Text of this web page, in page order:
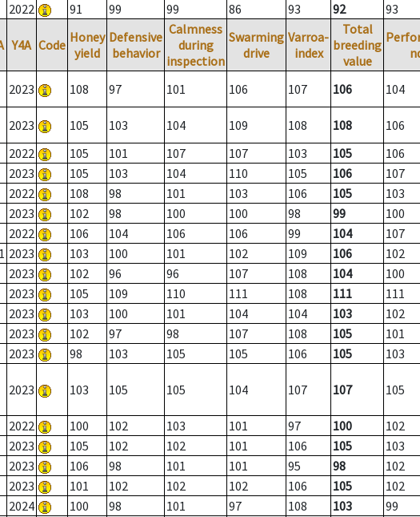
2022 91 99 99 86 93 92 93
Y4A Code Honey
yield
Defensive
behavior
Calmness
during
inspection
Swarming
drive
Varroa-
index
Total
breeding
value
2023 108 97 101 106 107 106 104
2023 105 103 104 109 108 108
106
2022 105 101 107 107 103 105
106
2023 105 103 104 110 105 106
107
2022 108 98 101 103 106 105
103
2023 102 98 100 100 98 99
100
2022 106 104 106 106 99 104
107
2023 103 100 101 102 109 106
102
2023 102 96 96 107 108 104
100
2023 105 109 110 111 108 111
111
2023 103 100 101 104 104 103
102
2023 102 97 98 107 108 105
101
2023 98 103 105 105 106 105 103
2023 103 105 105 104 107 107 105
2022 100 102 103 101 97 100
102
2023 105 102 102 101 106 105
103
2023 106 98 101 101 95 98
102
2023 101 102 102 102 106 105
102
2024 100 98 101 97 108 103
99